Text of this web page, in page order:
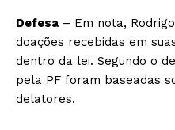
Defesa – Em nota,
doações recebidas em
dentro da lei. Segundo o
pela PF foram baseadas
delatores.